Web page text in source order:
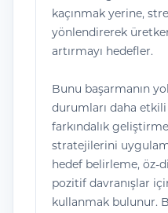
kaçınmak yerine,
yönlendirerek
artırmayı hedefler.
Bunu başarmanın
durumları daha
farkındalık
stratejilerini
hedef belirleme, öz-
pozitif davranışlar
kullanmak bulunur.